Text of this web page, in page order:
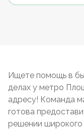
Ищете помощь в
делах у метро
адресу! Команда
готова
решении